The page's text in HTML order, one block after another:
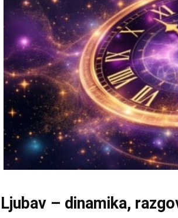
Ljubav – dinamika,